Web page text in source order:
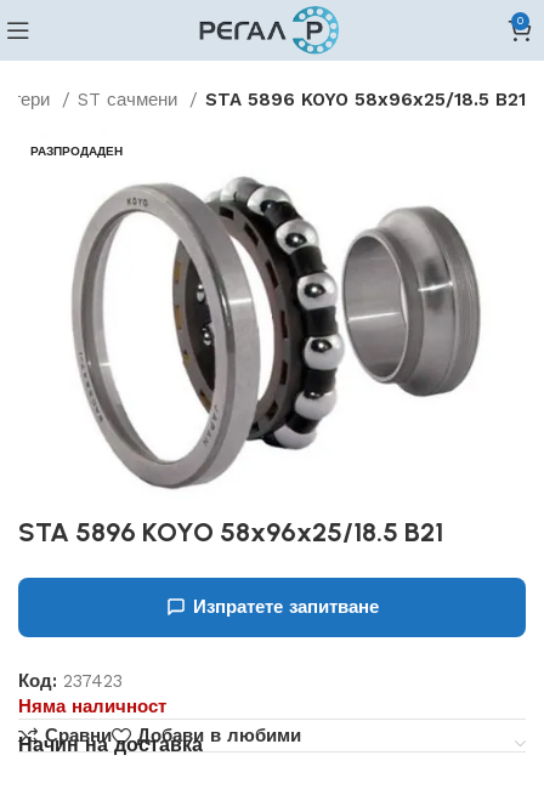
0
ST сачмени STA 5896 KOYO 58x96x25/18.5 B21
РАЗПРОДАДЕН
STA 5896 KOYO 58x96x25/18.5 B21
Изпратете запитване
Код:237423
Няма наличност
Сравни
Добави в любими
Начин на доставка